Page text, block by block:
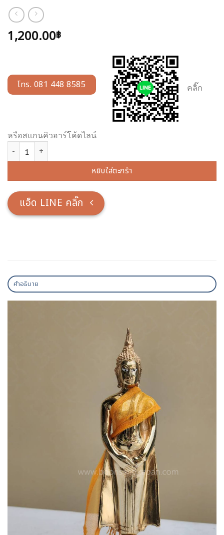
1,200.00฿
โทร. 081 448 8585 คลิ๊ก
หรือสแกนคิวอาร์โค้ดไลน์
หยิบใส่ตะกร้า
แอ็ด LINE คลิ๊ก
คำอธิบาย